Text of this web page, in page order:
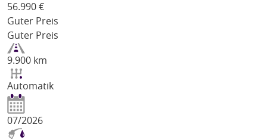
56.990 €
Guter Preis
Guter Preis
9.900 km
Automatik
07/2026